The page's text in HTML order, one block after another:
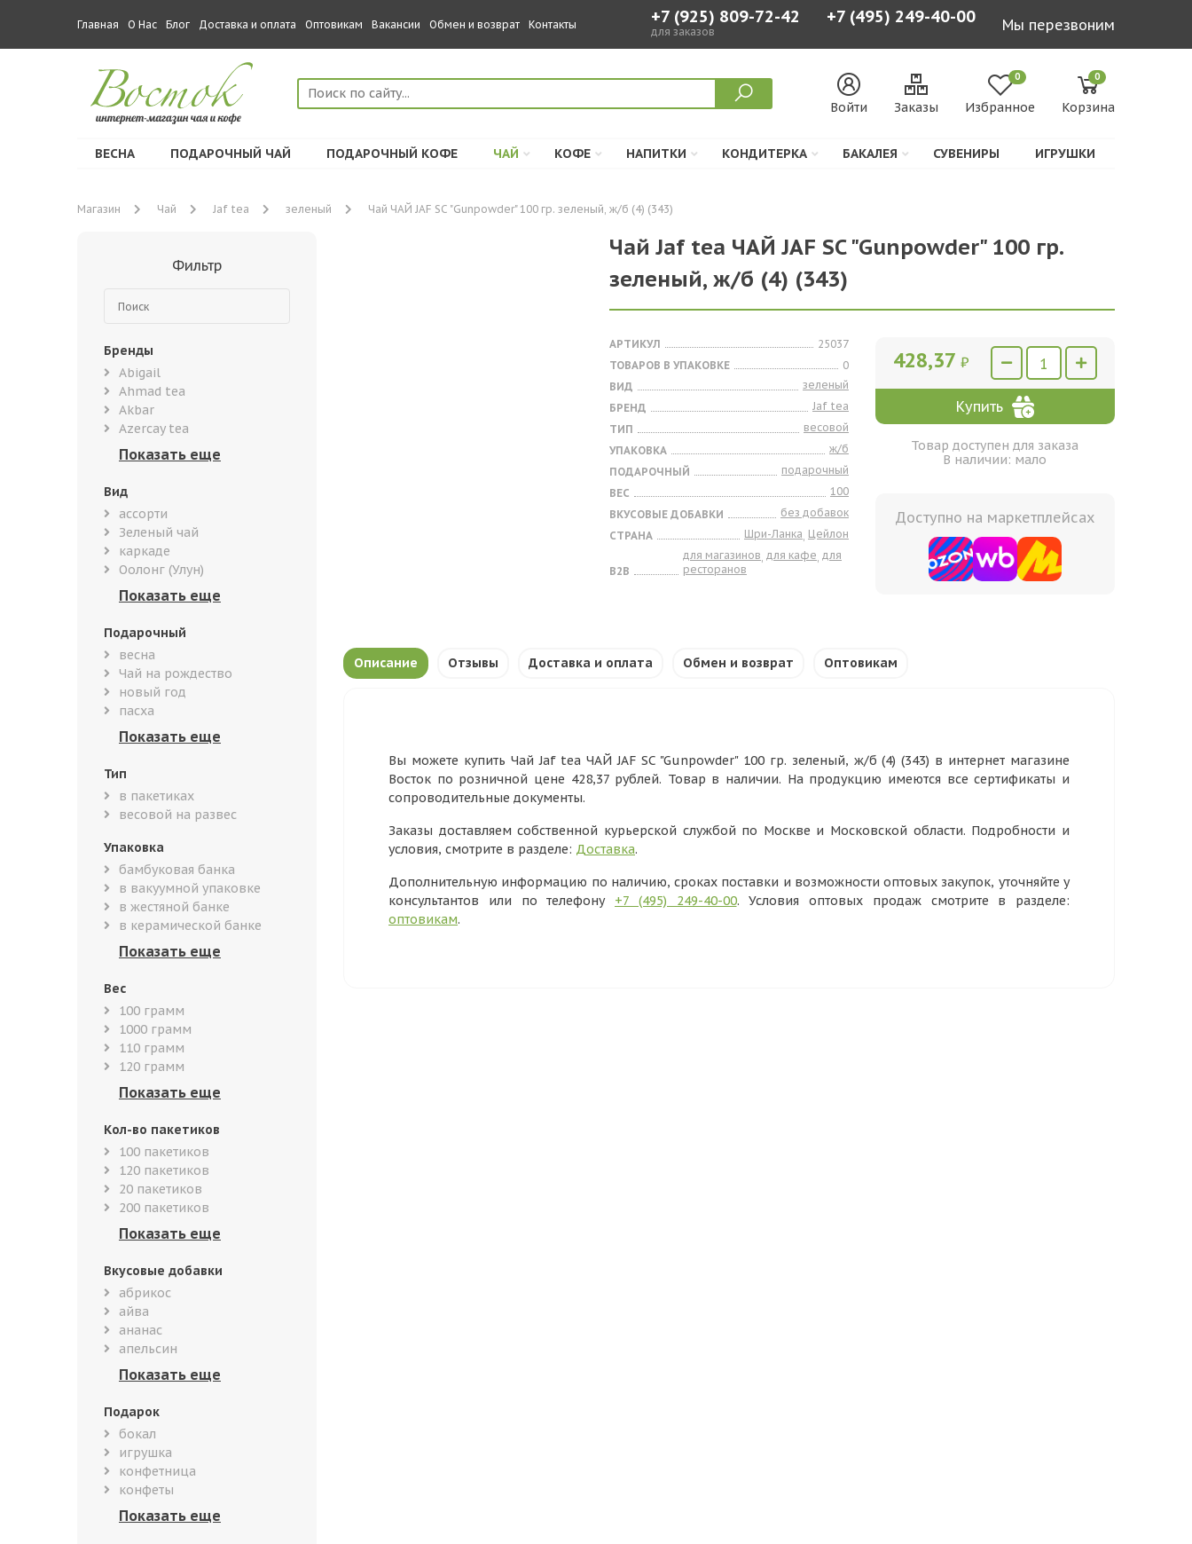
Главная О Нас Блог Доставка и оплата Оптовикам Вакансии Обмен и возврат Контакты +7 (925) 809-72-42
для заказов
+7 (495) 249-40-00 Мы перезвоним
Войти Заказы
0
Избранное
0
Корзина
ВЕСНА ПОДАРОЧНЫЙ ЧАЙ ПОДАРОЧНЫЙ КОФЕ ЧАЙ КОФЕ НАПИТКИ КОНДИТЕРКА БАКАЛЕЯ СУВЕНИРЫ ИГРУШКИ
Магазин Чай Jaf tea зеленый Чай ЧАЙ JAF SC "Gunpowder" 100 гр. зеленый, ж/б (4) (343)
Фильтр
Бренды
Abigail
Ahmad tea
Akbar
Azercay tea
Вид
ассорти
Зеленый чай
каркаде
Оолонг (Улун)
Подарочный
весна
Чай на рождество
новый год
пасха
Тип
в пакетиках
весовой на развес
Упаковка
бамбуковая банка
в вакуумной упаковке
в жестяной банке
в керамической банке
Вес
100 грамм
1000 грамм
110 грамм
120 грамм
Кол-во пакетиков
100 пакетиков
120 пакетиков
20 пакетиков
200 пакетиков
Вкусовые добавки
абрикос
айва
ананас
апельсин
Подарок
бокал
игрушка
конфетница
конфеты
Чай Jaf tea ЧАЙ JAF SC "Gunpowder" 100 гр.
зеленый, ж/б (4) (343)
АРТИКУЛ
25037
ТОВАРОВ В УПАКОВКЕ
0
ВИД
зеленый
БРЕНД
Jaf tea
ТИП
весовой
УПАКОВКА
ж/б
ПОДАРОЧНЫЙ
подарочный
ВЕС
100
ВКУСОВЫЕ ДОБАВКИ
без добавок
СТРАНА
Шри-Ланка, Цейлон
B2B
для магазинов, для кафе, для
ресторанов
428,37 ₽
Купить
Товар доступен для заказа
В наличии: мало
Доступно на маркетплейсах
Описание Отзывы Доставка и оплата Обмен и возврат Оптовикам
Вы можете купить Чай Jaf tea ЧАЙ JAF SC "Gunpowder" 100 гр. зеленый, ж/б (4) (343) в интернет магазине
Восток по розничной цене 428,37 рублей. Товар в наличии. На продукцию имеются все сертификаты и
сопроводительные документы.
Заказы доставляем собственной курьерской службой по Москве и Московской области. Подробности и
условия, смотрите в разделе: Доставка.
Дополнительную информацию по наличию, сроках поставки и возможности оптовых закупок, уточняйте у
консультантов или по телефону +7 (495) 249-40-00. Условия оптовых продаж смотрите в разделе:
оптовикам.